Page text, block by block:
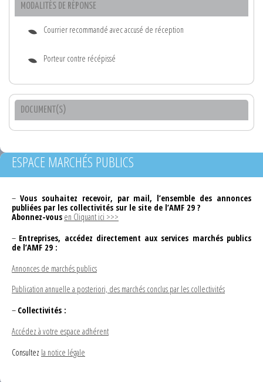
MODALITÉS DE RÉPONSE
Courrier recommandé avec accusé de réception
Porteur contre récépissé
DOCUMENT(S)
ESPACE MARCHÉS PUBLICS
– Vous souhaitez recevoir, par mail, l’ensemble des annonces
publiées par les collectivités sur le site de l’AMF 29 ?
Abonnez-vous en Cliquant ici >>>
– Entreprises, accédez directement aux services marchés publics
de l’AMF 29 :
Annonces de marchés publics
Publication annuelle a posteriori, des marchés conclus par les collectivités
– Collectivités :
Accédez à votre espace adhérent
Consultez la notice légale